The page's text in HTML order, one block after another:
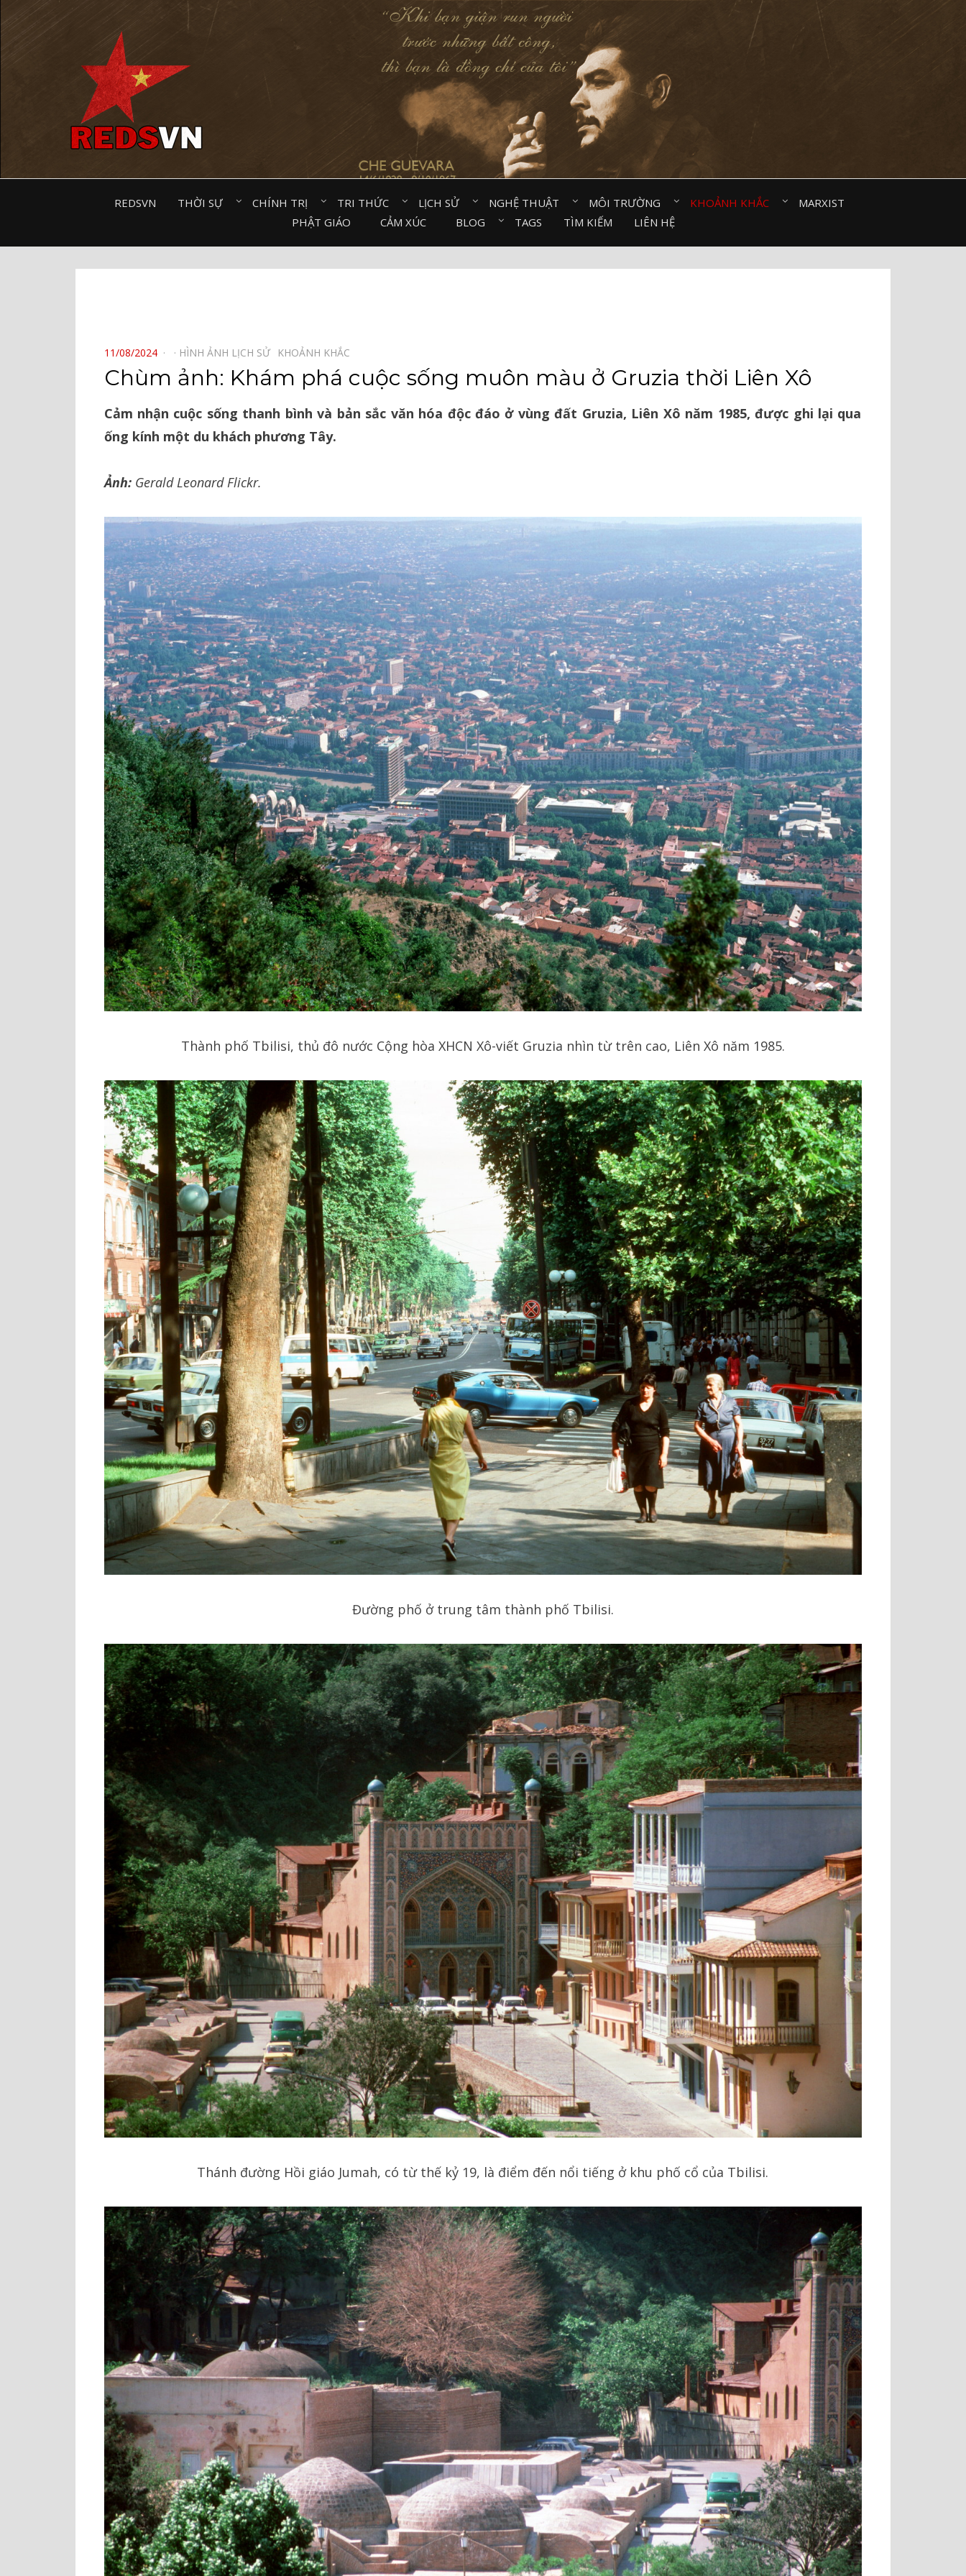
REDSVN THỜI SỰ⠀ CHÍNH TRỊ⠀ TRI THỨC⠀ LỊCH SỬ⠀ NGHỆ THUẬT⠀ MÔI TRƯỜNG⠀ KHOẢNH KHẮC⠀
MARXIST⠀
PHẬT GIÁO⠀
CẢM XÚC⠀ BLOG⠀ TAGS TÌM KIẾM LIÊN HỆ
POSTED
ON
11/08/2024 HÌNH ẢNH LỊCH SỬ⠀ KHOẢNH KHẮC⠀
Chùm ảnh: Khám phá cuộc sống muôn màu ở Gruzia thời Liên Xô
Cảm nhận cuộc sống thanh bình và bản sắc văn hóa độc đáo ở vùng đất Gruzia, Liên Xô năm 1985, được ghi lại qua
ống kính một du khách phương Tây.
Ảnh:Gerald Leonard Flickr.
Thành phố Tbilisi, thủ đô nước Cộng hòa XHCN Xô-viết Gruzia nhìn từ trên cao, Liên Xô năm 1985.
Đường phố ở trung tâm thành phố Tbilisi.
Thánh đường Hồi giáo Jumah, có từ thế kỷ 19, là điểm đến nổi tiếng ở khu phố cổ của Tbilisi.